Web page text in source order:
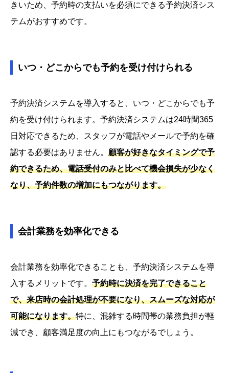
きいため、予約時の支払いを必須にできる予約決済シス
テムがおすすめです。
いつ・どこからでも予約を受け付けられる
予約決済システムを導入すると、いつ・どこからでも予
約を受け付けられます。予約決済システムは24時間365
日対応できるため、スタッフが電話やメールで予約を確
認する必要はありません。 顧客が好きなタイミングで予
約できるため、電話受付のみと比べて機会損失が少なく
なり、予約件数の増加にもつながります。
会計業務を効率化できる
会計業務を効率化できることも、予約決済システムを導
入するメリットです。 予約時に決済を完了できること
で、来店時の会計処理が不要になり、スムーズな対応が
可能になります。特に、混雑する時間帯の業務負担が軽
減でき、顧客満足度の向上にもつながるでしょう。